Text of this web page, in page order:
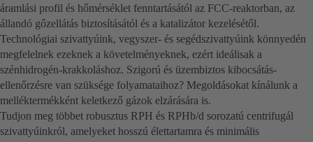
áramlási profil és hőmérséklet fenntartásától az FCC-reaktorban, az
állandó gőzellátás biztosításától és a katalizátor kezelésétől.
Technológiai szivattyúink, vegyszer- és segédszivattyúink könnyedén
megfelelnek ezeknek a követelményeknek, ezért ideálisak a
szénhidrogén-krakkoláshoz. Szigorú és üzembiztos kibocsátás-
ellenőrzésre van szüksége folyamataihoz? Megoldásokat kínálunk a
melléktermékként keletkező gázok elzárására is.
Tudjon meg többet robusztus RPH és RPHb/d sorozatú centrifugál
szivattyúinkról, amelyeket hosszú élettartamra és minimális